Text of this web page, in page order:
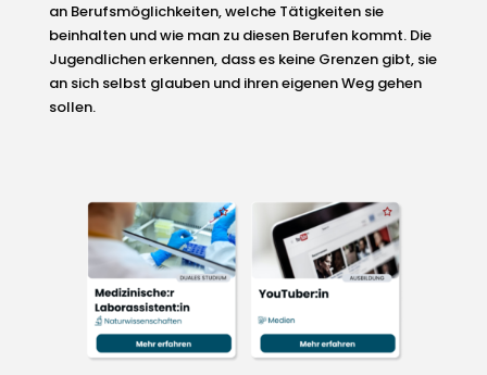
an Berufsmöglichkeiten, welche Tätigkeiten sie
beinhalten und wie man zu diesen Berufen kommt. Die
Jugendlichen erkennen, dass es keine Grenzen gibt, sie
an sich selbst glauben und ihren eigenen Weg gehen
sollen.